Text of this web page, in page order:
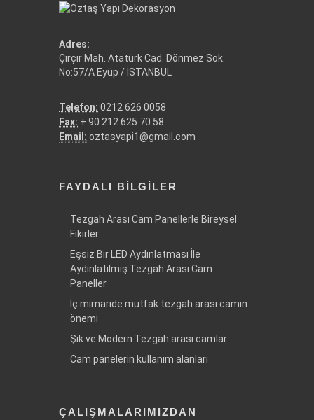
Adres:
Çırçır Mah. Atatürk Cad. Dönmez Sok.
No:57/A Eyüp / İSTANBUL
Telefon: 0212 626 0058
Fax: + 90 212 625 70 58
Email: oztasyapi1@gmail.com
FAYDALI BILGILER
Tezgah Arası Cam Panellerle Bireysel
Fikirler
Eşsiz Bir LED Aydınlatması İle
Aydınlatılmış Tezgah Arası Cam
Paneller
İç mimaride mutfak tezgah arası camın
önemi
Şık ve Modern Tezgah arası camlar
Cam panelerin kullanım alanları
ÇALIŞMALARIMIZDAN